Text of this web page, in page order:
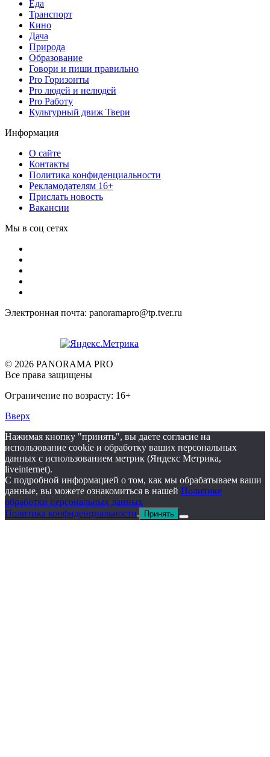
Еда
Транспорт
Кино
Дача
Природа
Образование
Говори и пиши правильно
Pro Горизонты
Pro людей и нелюдей
Pro Работу
Культурный движ Твери
Информация
О сайте
Контакты
Политика конфиденциальности
Рекламодателям 16+
Прислать новость
Вакансии
Мы в соц сетях
Электронная почта: panoramapro@tp.tver.ru
© 2026 PANORAMA PRO
Все права защищены
Ограничение по возрасту: 16+
Вверх
Нажимая кнопку "принять", вы даете согласие на
использование cookie и обработку ваших персональных
данных с использованием метрик (Яндекс Метрика,
liveinternet).
С подробной информацией о том, как мы обрабатываем ваши
данные, вы можете ознакомиться в нашей Политике
обработки персональных данных
Политика конфиденциальности. Принять